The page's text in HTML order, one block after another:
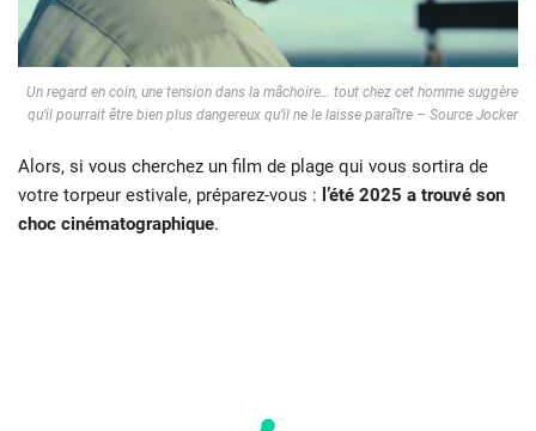
Un regard en coin, une tension dans la mâchoire… tout chez cet homme suggère
qu’il pourrait être bien plus dangereux qu’il ne le laisse paraître – Source Jocker
Alors, si vous cherchez un film de plage qui vous sortira de
votre torpeur estivale, préparez-vous : l’été 2025 a trouvé son
choc cinématographique.